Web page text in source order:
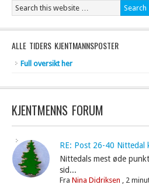
ALLE TIDERS KJENTMANNSPOSTER
Full oversikt her
KJENTMENNS FORUM
RE: Post 26-40 Nittedal
Nittedals mest øde
sid...
FraNina Didriksen , 2